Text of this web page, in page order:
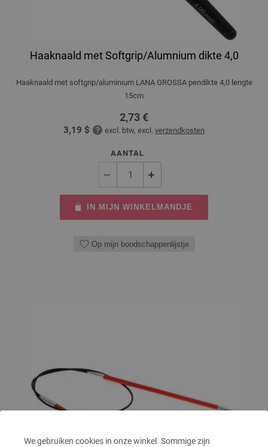
We gebruiken cookies in onze winkel. Sommige zijn
Haaknaald met Softgrip/Alumnium dikte 4,0
Haaknaald met softgrip/aluminium LANA GROSSA pendikte 4,0 lengte
15cm
2,73 €
3,19 $ excl. btw, excl. verzendkosten
AANTAL
IN MIJN WINKELMANDJE
Op mijn boodschappenlijstje